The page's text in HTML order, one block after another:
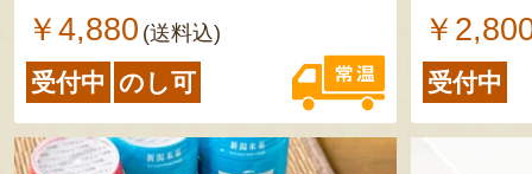
送します 【その他】 製造より
150日 ※賞味期限が30日以上の
商品を発送します
￥4,880 (送料込)
受付中 のし可
￥
受付中